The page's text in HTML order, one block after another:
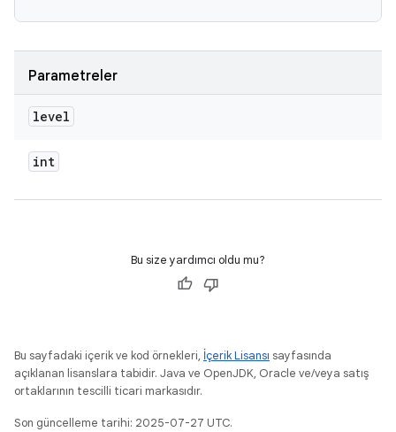
Parametreler
level
int
Bu size yardımcı oldu mu?
Bu sayfadaki içerik ve kod örnekleri, İçerik Lisansı sayfasında
açıklanan lisanslara tabidir. Java ve OpenJDK, Oracle ve/veya satış
ortaklarının tescilli ticari markasıdır.
Son güncelleme tarihi: 2025-07-27 UTC.